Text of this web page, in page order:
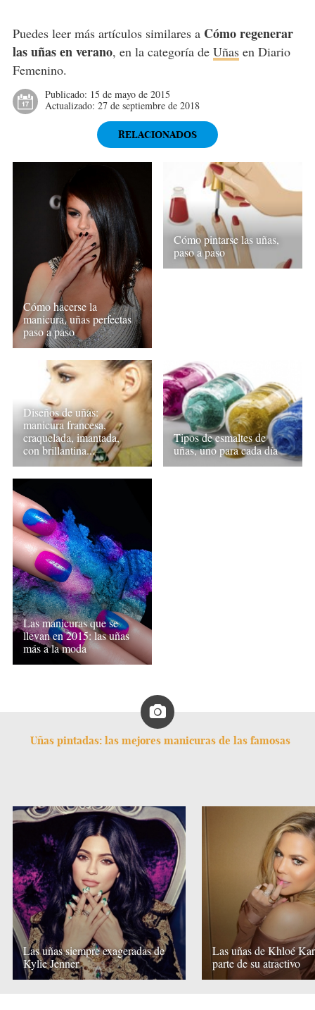
Puedes leer más artículos similares a Cómo regenerar
las uñas en verano, en la categoría de Uñasen Diario
Femenino.
Publicado: 15 de mayo de 2015
Actualizado: 27 de septiembre de 2018
RELACIONADOS
Cómo hacerse la
manicura, uñas perfectas
paso a paso
Cómo pintarse las uñas,
paso a paso
Diseños de uñas:
manicura francesa,
craquelada, imantada,
con brillantina...
Tipos de esmaltes de
uñas, uno para cada día
Las manicuras que se
llevan en 2015: las uñas
más a la moda
Uñas pintadas: las mejores manicuras de las famosas
Las uñas siempre exageradas de
Kylie Jenner
Las uñas de Khloé
parte de su atractivo